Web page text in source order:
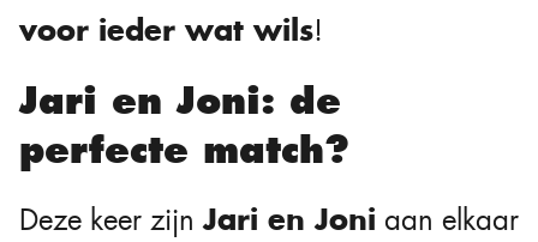
voor ieder wat wils!
Jari en Joni: de
perfecte match?
Deze keer zijnJari en Joni aan elkaar